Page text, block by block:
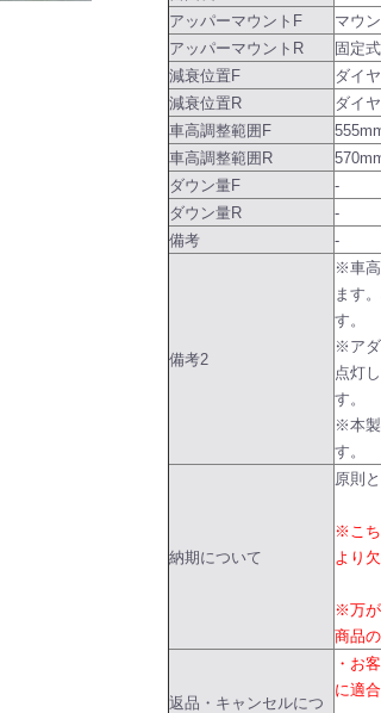
アッパーマウントF
マウ
アッパーマウントR
固定
減衰位置F
ダイ
減衰位置R
ダイ
車高調整範囲F
車高調整範囲R
ダウン量F
-
ダウン量R
-
備考
-
備考2
※車高
ます
す。
※アダ
点灯
す。
※本製
す。
納期について
原則
※こち
より
※万が
商品
返品・キャンセルにつ
・お
に適